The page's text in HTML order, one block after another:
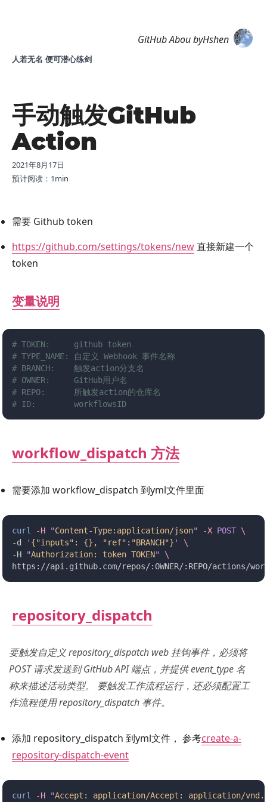
人若无名 便可潜心练剑
GitHubAboubyHshen
手动触发GitHub
Action
2021年8月17日
预计阅读： 1min
需要 Github token
https://github.com/settings/tokens/new直接新建一个
token
变量说明
# TOKEN:     github token
# TYPE_NAME: 自定义 Webhook 事件名称
# BRANCH:    触发action分支名
# OWNER:     GitHub用户名
# REPO:      所触发action的仓库名
# ID:        workflowsID
workflow_dispatch 方法
需要添加 workflow_dispatch 到yml文件里面
curl -H "Content-Type:application/json" -X POST \
-d
' {"inputs": {}, "ref":"BRANCH"} '
\
-H
"Authorization: token TOKEN"
\
https://api.github.com/repos/:OWNER/:REPO/actions/
repository_dispatch
要触发自定义 repository_dispatch web 挂钩事件，必须将
POST 请求发送到 GitHub API 端点，并提供 event_type 名
称来描述活动类型。 要触发工作流程运行，还必须配置工
作流程使用 repository_dispatch 事件。
添加 repository_dispatch 到yml文件， 参考create-a-
repository-dispatch-event
curl -H "Accept: application/Accept: application/